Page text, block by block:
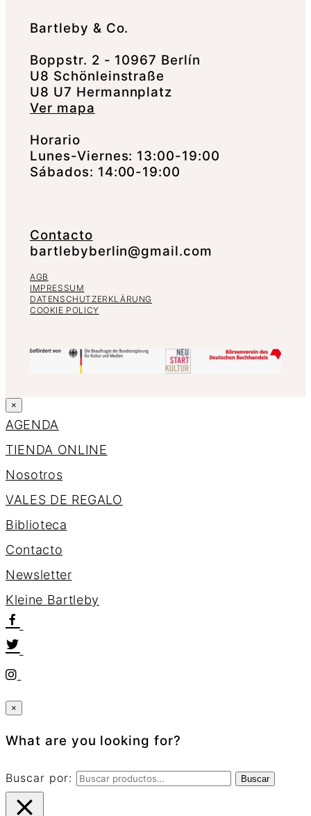
Bartleby & Co.
Boppstr. 2 - 10967 Berlín
U8 Schönleinstraße
U8 U7 Hermannplatz
Ver mapa
Horario
Lunes-Viernes: 13:00-19:00
Sábados: 14:00-19:00
Contacto
bartlebyberlin@gmail.com
AGB
IMPRESSUM
DATENSCHUTZERKLÄRUNG
COOKIE POLICY
×
AGENDA
TIENDA ONLINE
Nosotros
VALES DE REGALO
Biblioteca
Contacto
Newsletter
Kleine Bartleby
×
What are you looking for?
Buscar por: Buscar